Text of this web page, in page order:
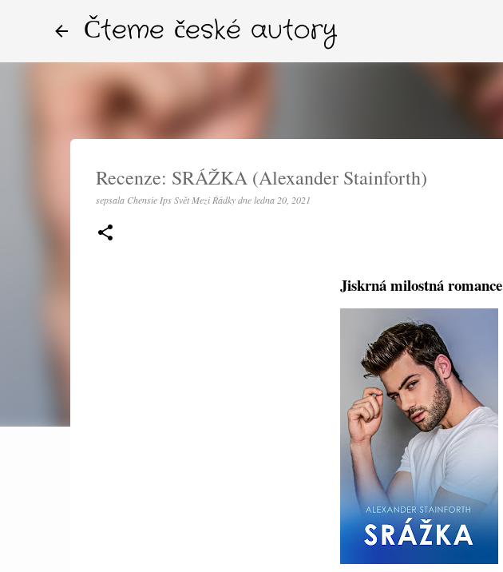
Čteme české autory
Recenze: SRÁŽKA (Alexander Stainforth)
sepsala Chensie Ips Svět Mezi Řádky dneledna 20, 2021
Jiskrná milostná romance